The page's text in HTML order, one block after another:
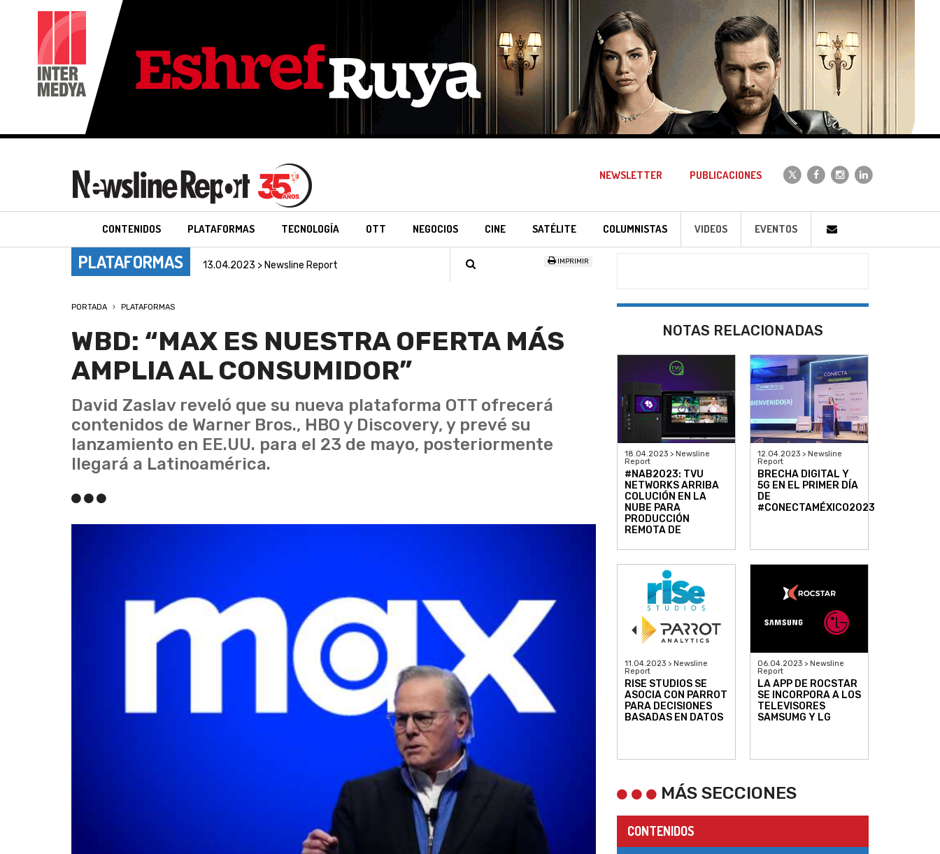
NEWSLETTER PUBLICACIONES
CONTENIDOS PLATAFORMAS TECNOLOGÍA OTT NEGOCIOS CINE SATÉLITE COLUMNISTAS VIDEOS EVENTOS
PLATAFORMAS 13.04.2023 > Newsline Report IMPRIMIR
PORTADA PLATAFORMAS
WBD: “MAX ES NUESTRA OFERTA MÁS
AMPLIA AL CONSUMIDOR”
David Zaslav reveló que su nueva plataforma OTT ofrecerá
contenidos de Warner Bros., HBO y Discovery, y prevé su
lanzamiento en EE.UU. para el 23 de mayo, posteriormente
llegará a Latinoamérica.
NOTAS RELACIONADAS
18.04.2023 > Newsline
Report
#NAB2023: TVU
NETWORKS ARRIBA
COLUCIÓN EN LA
NUBE PARA
PRODUCCIÓN
REMOTA DE
12.04.2023 > Newsline
Report
BRECHA DIGITAL Y
5G EN EL PRIMER DÍA
DE
#CONECTAMÉXICO2023
11.04.2023 > Newsline
Report
RISE STUDIOS SE
ASOCIA CON PARROT
PARA DECISIONES
BASADAS EN DATOS
06.04.2023 > Newsline
Report
LA APP DE ROCSTAR
SE INCORPORA A LOS
TELEVISORES
SAMSUMG Y LG
MÁS SECCIONES
CONTENIDOS